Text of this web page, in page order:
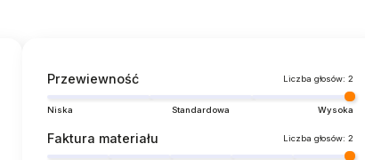
Przewiewność Liczba głosów: 2
Niska Standardowa Wysoka
Faktura materiału Liczba głosów: 2